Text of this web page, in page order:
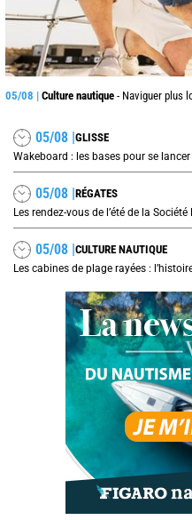
05/08 | Culture nautique - Naviguer plus
05/08 |GLISSE
Wakeboard : les bases pour se
05/08 |RÉGATES
Les rendez-vous de l’été de la
05/08 |CULTURE NAUTIQUE
Les cabines de plage rayées :